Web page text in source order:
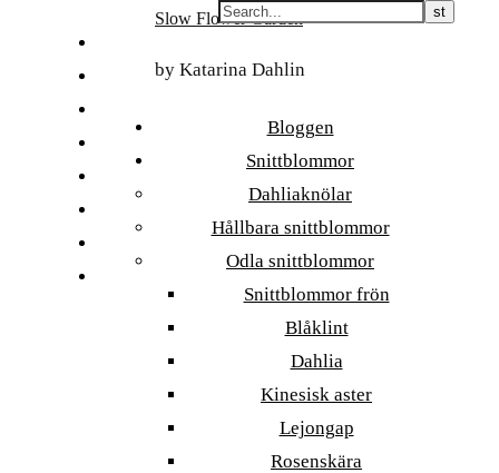
Slow Flower Garden
by Katarina Dahlin
Bloggen
Snittblommor
Dahliaknölar
Hållbara snittblommor
Odla snittblommor
Snittblommor frön
Blåklint
Dahlia
Kinesisk aster
Lejongap
Rosenskära